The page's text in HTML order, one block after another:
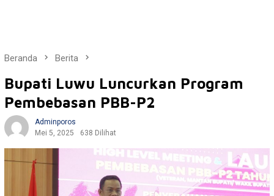
Beranda Berita
Bupati Luwu Luncurkan Program
Pembebasan PBB-P2
Adminporos
Mei 5, 2025
638 Dilihat